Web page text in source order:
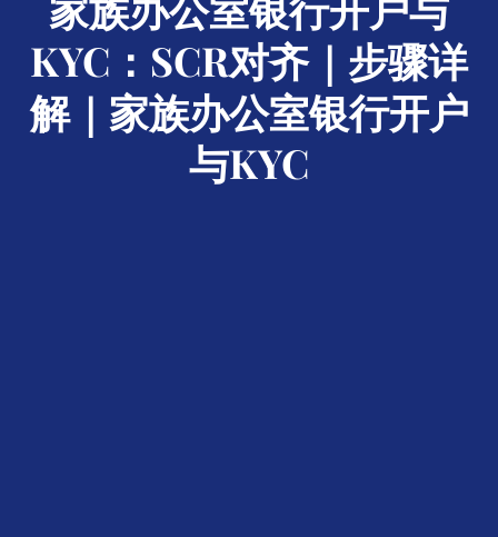
KYC：SCR对齐｜步骤详
解｜家族办公室银行开户
与KYC